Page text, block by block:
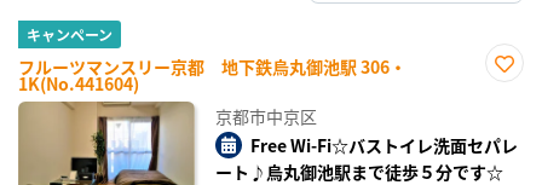
キャンペーン
フルーツマンスリー京都 地下鉄烏丸御池駅 306・
1K(No.441604)
録
京都市中京区
Free Wi-Fi☆バストイレ洗面セパレ
ート♪烏丸御池駅まで徒歩５分です☆